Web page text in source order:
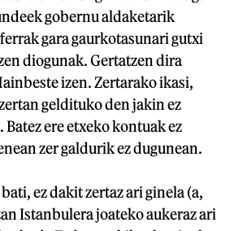
gobernu aldaketarik
gara gaurkotasunari gutxi
diogunak. Gertatzen dira
izen. Zertarako ikasi,
geldituko den jakin ez
ere etxeko kontuak ez
zer galdurik ez dugunean.
ez dakit zertaz ari ginela (a,
Istanbulera joateko aukeraz ari